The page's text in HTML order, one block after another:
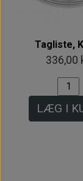
Tagliste,
336,00
LÆG I